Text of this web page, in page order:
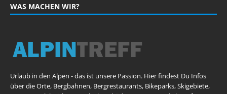
WAS MACHEN WIR?
Urlaub in den Alpen - das ist unsere Passion. Hier findest Du Infos
über die Orte, Bergbahnen, Bergrestaurants, Bikeparks, Skigebiete,